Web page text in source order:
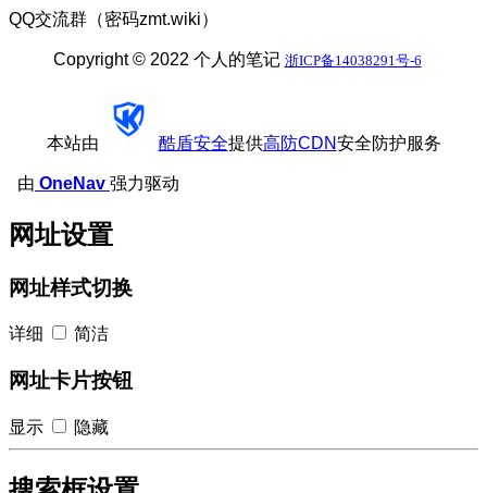
QQ交流群（密码zmt.wiki）
Copyright © 2022 个人的笔记 浙ICP备14038291号-6
本站由 酷盾安全提供高防CDN安全防护服务
由 OneNav 强力驱动
网址设置
网址样式切换
详细 简洁
网址卡片按钮
显示 隐藏